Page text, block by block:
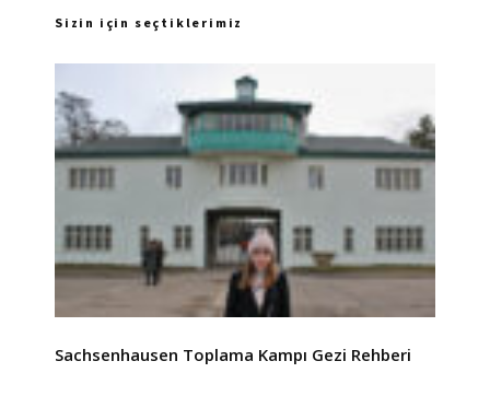
Sizin için seçtiklerimiz
Sachsenhausen Toplama Kampı Gezi Rehberi